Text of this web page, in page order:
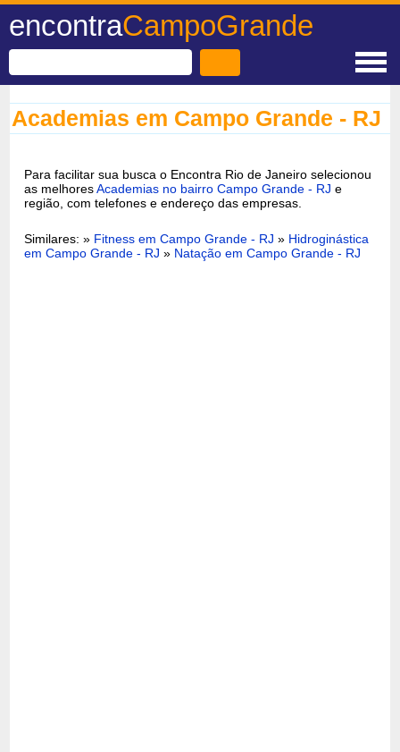
encontraCampoGrande
Academias em Campo Grande - RJ
Para facilitar sua busca o Encontra Rio de Janeiro selecionou
as melhoresAcademias no bairro Campo Grande - RJ e
região, com telefones e endereço das empresas.
Similares: » Fitness em Campo Grande - RJ » Hidroginástica
em Campo Grande - RJ » Natação em Campo Grande - RJ